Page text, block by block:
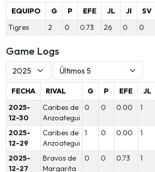
EQUIPO G P EFE JL JI SV
Tigres
2 0 0.73 26 0 0
Game Logs
FECHA RIVAL G P EFE JL
2025-
12-30
Caribes de
Anzoategui
0 0 0.00 1
2025-
12-29
Caribes de
Anzoategui
1 0 0.00 1
2025-
12-27
Bravos de
Margarita
0 0 0.73 1